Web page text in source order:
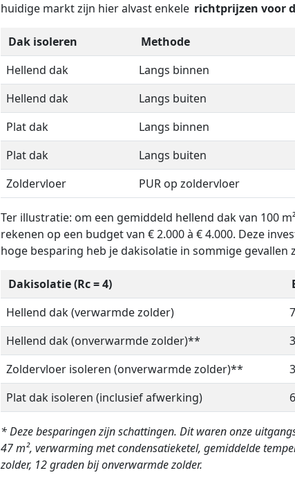
huidige markt zijn hier alvast enkele richtprijzen voor
Dak isoleren Methode
Hellend dak
Langs binnen
Hellend dak
Langs buiten
Plat dak
Langs binnen
Plat dak
Langs buiten
Zoldervloer
PUR op zoldervloer
Ter illustratie: om een gemiddeld hellend dak van 100
rekenen op een budget van € 2.000 à € 4.000. Deze
hoge besparing heb je dakisolatie in sommige gevallen
Dakisolatie (Rc = 4)
Hellend dak (verwarmde zolder)
Hellend dak (onverwarmde zolder)**
Zoldervloer isoleren (onverwarmde zolder)**
Plat dak isoleren (inclusief afwerking)
* Deze besparingen zijn schattingen. Dit waren onze
47 m², verwarming met condensatieketel, gemiddelde
zolder, 12 graden bij onverwarmde zolder.